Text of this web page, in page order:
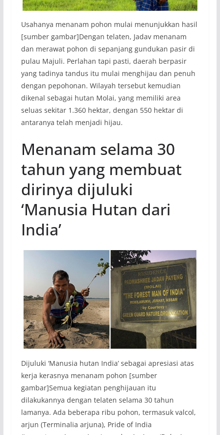
Usahanya menanam pohon mulai menunjukkan hasil
[sumber gambar]Dengan telaten, Jadav menanam
dan merawat pohon di sepanjang gundukan pasir di
pulau Majuli. Perlahan tapi pasti, daerah berpasir
yang tadinya tandus itu mulai menghijau dan penuh
dengan pepohonan. Wilayah tersebut kemudian
dikenal sebagai hutan Molai, yang memiliki area
seluas sekitar 1.360 hektar, dengan 550 hektar di
antaranya telah menjadi hijau.
Menanam selama 30
tahun yang membuat
dirinya dijuluki
‘Manusia Hutan dari
India’
Dijuluki ‘Manusia hutan India’ sebagai apresiasi atas
kerja kerasnya menanam pohon [sumber
gambar]Semua kegiatan penghijauan itu
dilakukannya dengan telaten selama 30 tahun
lamanya. Ada beberapa ribu pohon, termasuk valcol,
arjun (Terminalia arjuna), Pride of India